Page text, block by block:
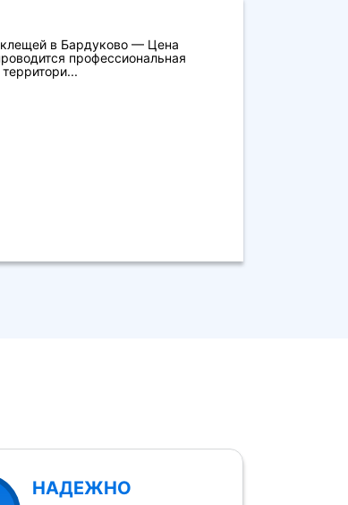
клещей в Бардуково — Цена
профессиональная
НАДЕЖНО